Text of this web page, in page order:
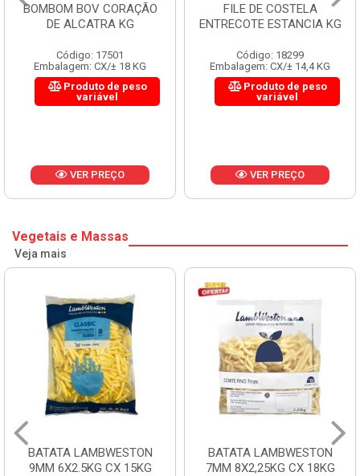
BOMBOM BOV CORAÇÃO
DE ALCATRA KG
Código: 17501
Embalagem: CX/± 18 KG
Produto de peso
variável
VER PREÇO
FILE DE COSTELA
ENTRECOTE ESTANCIA KG
Código: 18299
Embalagem: CX/± 14,4 KG
Produto de peso
variável
VER PREÇO
Vegetais e Massas
Veja mais
BATATA LAMBWESTON
9MM 6X2.5KG CX 15KG
BATATA LAMBWESTON
7MM 8X2,25KG CX 18KG